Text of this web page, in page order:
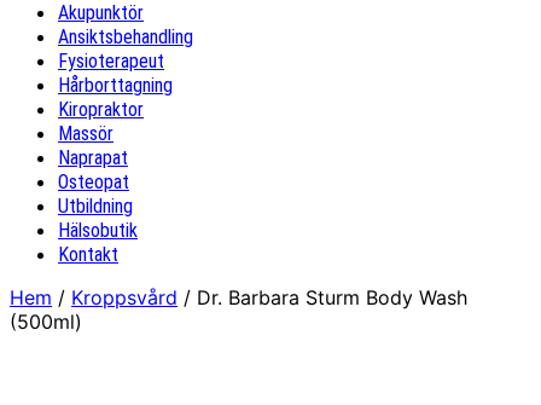
Akupunktör
Ansiktsbehandling
Fysioterapeut
Hårborttagning
Kiropraktor
Massör
Naprapat
Osteopat
Utbildning
Hälsobutik
Kontakt
Hem / Kroppsvård / Dr. Barbara Sturm Body Wash
(500ml)